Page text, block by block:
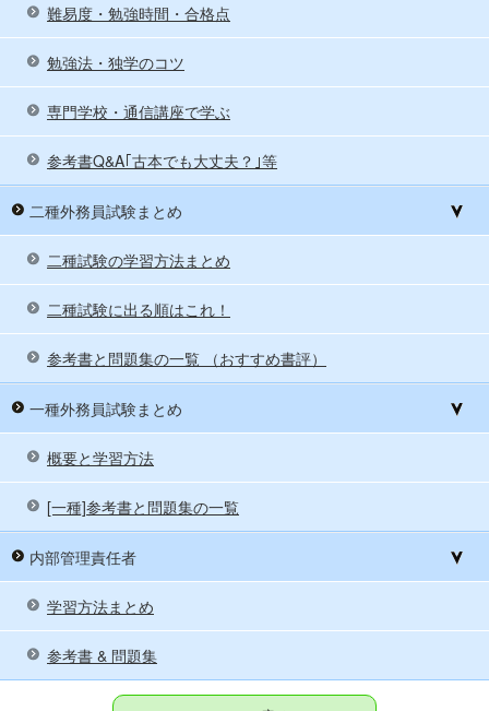
難易度・勉強時間・合格点
勉強法・独学のコツ
専門学校・通信講座で学ぶ
参考書Q&A｢古本でも大丈夫？｣等
二種外務員試験まとめ
二種試験の学習方法まとめ
二種試験に出る順はこれ！
参考書と問題集の一覧 （おすすめ書評）
一種外務員試験まとめ
概要と学習方法
[一種]参考書と問題集の一覧
内部管理責任者
学習方法まとめ
参考書 & 問題集